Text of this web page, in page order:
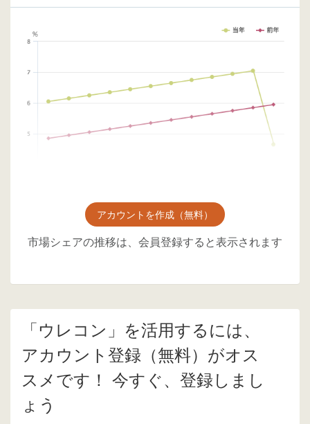
アカウントを作成（無料）
市場シェアの推移は、会員登録すると表示されます
「ウレコン」を活用するには、
アカウント登録（無料）がオス
スメです！ 今すぐ、登録しまし
ょう